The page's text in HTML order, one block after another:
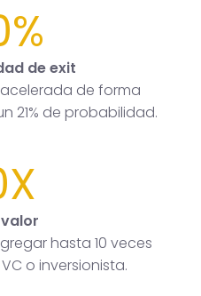
de exit
de forma
21% de probabilidad.
hasta 10 veces
o inversionista.